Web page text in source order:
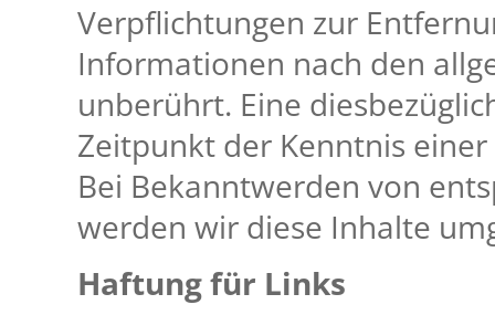
Verpflichtungen zur
Informationen nach den
unberührt. Eine
Zeitpunkt der Kenntnis
Bei Bekanntwerden von
werden wir diese Inhalte
Haftung für Links